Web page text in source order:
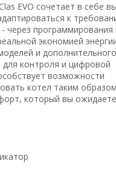
EVO сочетает в себе
к
через программирования
экономией
и дополнительного
для контроля и цифровой
возможности
котел таким
который вы